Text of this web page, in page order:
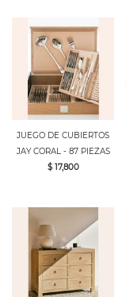
JUEGO DE CUBIERTOS
JAY CORAL - 87 PIEZAS
$ 17,800